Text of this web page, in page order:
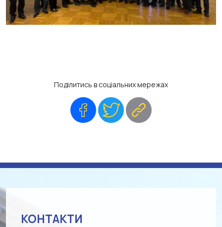
Поділитись в соціальних мережах
FacebookTwitter
КОНТАКТИ